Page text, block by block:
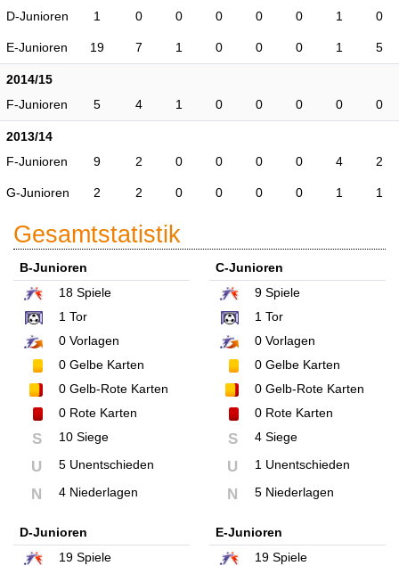
D-Junioren
1 0 0 0 0 0 1 0
E-Junioren 19 7 1 0 0 0 1 5
2014/15
F-Junioren
5 4 1 0 0 0 0 0
2013/14
F-Junioren
9 2 0 0 0 0 4 2
G-Junioren 2 2 0 0 0 0 1 1
Gesamtstatistik
B-Junioren
18 Spiele
1 Tor
0 Vorlagen
0 Gelbe Karten
0 Gelb-Rote Karten
0 Rote Karten
S 10 Siege
U 5 Unentschieden
N 4 Niederlagen
C-Junioren
9Spiele
1Tor
0Vorlagen
0Gelbe Karten
0Gelb-Rote Karten
0Rote Karten
S 4 Siege
U 1 Unentschieden
N 5 Niederlagen
D-Junioren
19 Spiele
E-Junioren
19Spiele